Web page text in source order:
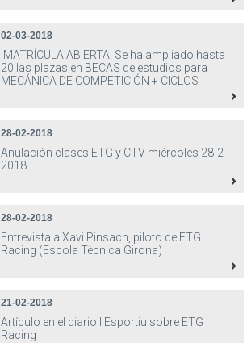
02-03-2018
¡MATRÍCULA ABIERTA! Se ha ampliado hasta
20 las plazas en BECAS de estudios para
MECÁNICA DE COMPETICIÓN + CICLOS
28-02-2018
Anulación clases ETG y CTV miércoles 28-2-
2018
28-02-2018
Entrevista a Xavi Pinsach, piloto de ETG
Racing (Escola Tècnica Girona)
21-02-2018
Artículo en el diario l'Esportiu sobre ETG
Racing